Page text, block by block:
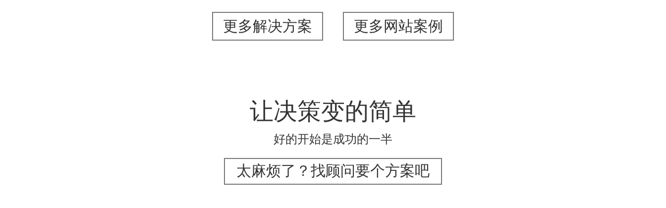
更多解决方案 更多网站案例
让决策变的简单
好的开始是成功的一半
太麻烦了？找顾问要个方案吧